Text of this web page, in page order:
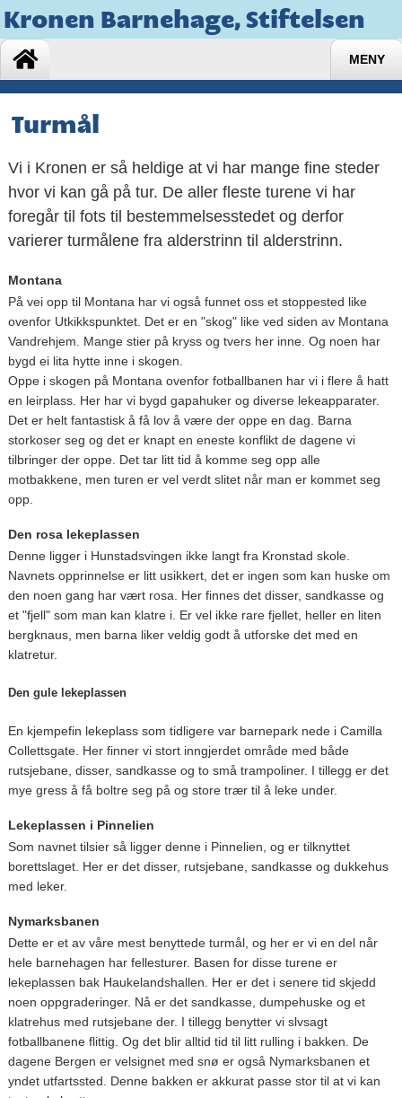
Kronen Barnehage, Stiftelsen
MENY
Turmål
Vi i Kronen er så heldige at vi har mange fine steder
hvor vi kan gå på tur. De aller fleste turene vi har
foregår til fots til bestemmelsesstedet og derfor
varierer turmålene fra alderstrinn til alderstrinn.
Montana
På vei opp til Montana har vi også funnet oss et stoppested like
ovenfor Utkikkspunktet. Det er en "skog" like ved siden av Montana
Vandrehjem. Mange stier på kryss og tvers her inne. Og noen har
bygd ei lita hytte inne i skogen.
Oppe i skogen på Montana ovenfor fotballbanen har vi i flere å hatt
en leirplass. Her har vi bygd gapahuker og diverse lekeapparater.
Det er helt fantastisk å få lov å være der oppe en dag. Barna
storkoser seg og det er knapt en eneste konflikt de dagene vi
tilbringer der oppe. Det tar litt tid å komme seg opp alle
motbakkene, men turen er vel verdt slitet når man er kommet seg
opp.
Den rosa lekeplassen
Denne ligger i Hunstadsvingen ikke langt fra Kronstad skole.
Navnets opprinnelse er litt usikkert, det er ingen som kan huske om
den noen gang har vært rosa. Her finnes det disser, sandkasse og
et "fjell" som man kan klatre i. Er vel ikke rare fjellet, heller en liten
bergknaus, men barna liker veldig godt å utforske det med en
klatretur.
Den gule lekeplassen
En kjempefin lekeplass som tidligere var barnepark nede i Camilla
Collettsgate. Her finner vi stort inngjerdet område med både
rutsjebane, disser, sandkasse og to små trampoliner. I tillegg er det
mye gress å få boltre seg på og store trær til å leke under.
Lekeplassen i Pinnelien
Som navnet tilsier så ligger denne i Pinnelien, og er tilknyttet
borettslaget. Her er det disser, rutsjebane, sandkasse og dukkehus
med leker.
Nymarksbanen
Dette er et av våre mest benyttede turmål, og her er vi en del når
hele barnehagen har fellesturer. Basen for disse turene er
lekeplassen bak Haukelandshallen. Her er det i senere tid skjedd
noen oppgraderinger. Nå er det sandkasse, dumpehuske og et
klatrehus med rutsjebane der. I tillegg benytter vi slvsagt
fotballbanene flittig. Og det blir alltid tid til litt rulling i bakken. De
dagene Bergen er velsignet med snø er også Nymarksbanen et
yndet utfartssted. Denne bakken er akkurat passe stor til at vi kan